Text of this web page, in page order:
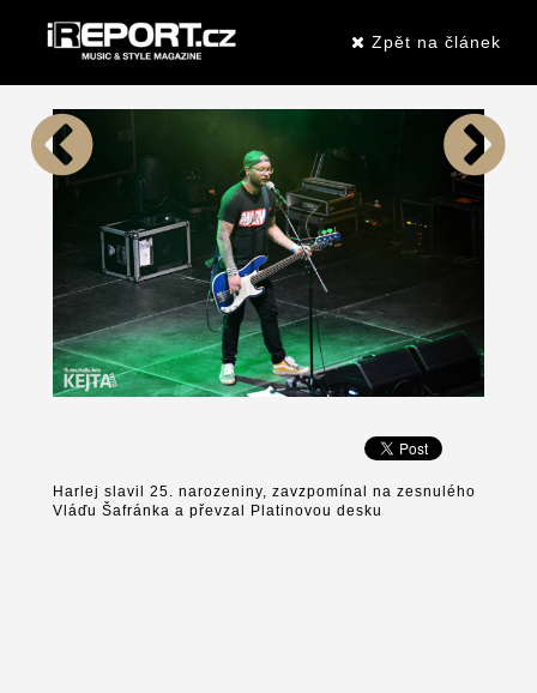
Zpět na článek
Harlej slavil 25. narozeniny, zavzpomínal na zesnulého
Vláďu Šafránka a převzal Platinovou desku